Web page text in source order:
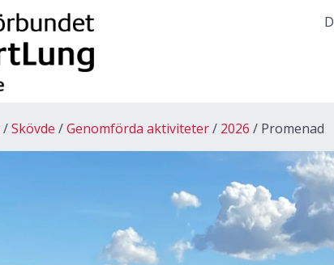
Skövde Genomförda aktiviteter 2026 Promenad